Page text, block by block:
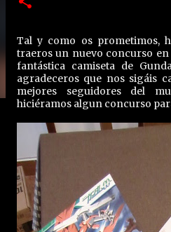
Tal y como os prometimos,
traeros un nuevo concurso
fantástica camiseta de
agradeceros que nos sigáis
mejores seguidores del
hiciéramos algun concurso